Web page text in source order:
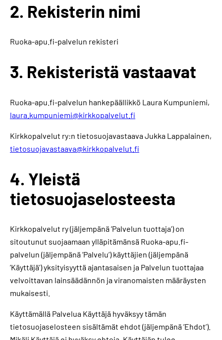
2. Rekisterin nimi
Ruoka-apu.fi-palvelun rekisteri
3. Rekisteristä vastaavat
Ruoka-apu.fi-palvelun hankepäällikkö Laura Kumpuniemi,
laura.kumpuniemi@kirkkopalvelut.fi
Kirkkopalvelut ry:n tietosuojavastaava Jukka Lappalainen,
tietosuojavastaava@kirkkopalvelut.fi
4. Yleistä
tietosuojaselosteesta
Kirkkopalvelut ry (jäljempänä ’Palvelun tuottaja’) on
sitoutunut suojaamaan ylläpitämänsä Ruoka-apu.fi-
palvelun (jäljempänä ’Palvelu’) käyttäjien (jäljempänä
’Käyttäjä’) yksityisyyttä ajantasaisen ja Palvelun tuottajaa
velvoittavan lainsäädännön ja viranomaisten määräysten
mukaisesti.
Käyttämällä Palvelua Käyttäjä hyväksyy tämän
tietosuojaselosteen sisältämät ehdot (jäljempänä ’Ehdot’).